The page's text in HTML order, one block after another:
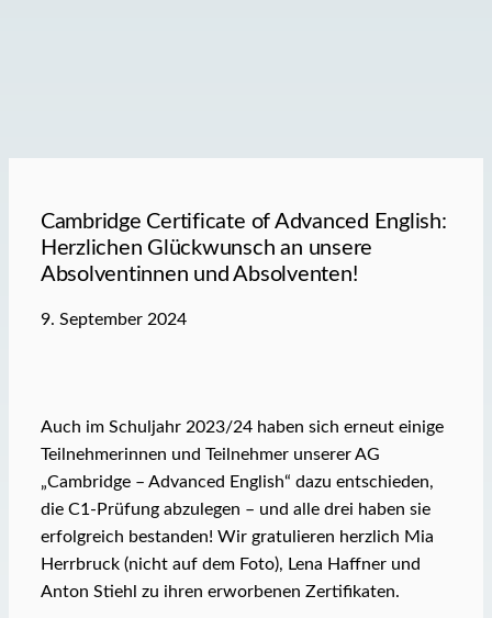
Cambridge Certificate of Advanced English:
Herzlichen Glückwunsch an unsere
Absolventinnen und Absolventen!
9. September 2024
Auch im Schuljahr 2023/24 haben sich erneut einige
Teilnehmerinnen und Teilnehmer unserer AG
„Cambridge – Advanced English“ dazu entschieden,
die C1-Prüfung abzulegen – und alle drei haben sie
erfolgreich bestanden! Wir gratulieren herzlich Mia
Herrbruck (nicht auf dem Foto), Lena Haffner und
Anton Stiehl zu ihren erworbenen Zertifikaten.